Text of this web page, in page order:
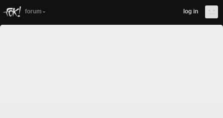
forum log in